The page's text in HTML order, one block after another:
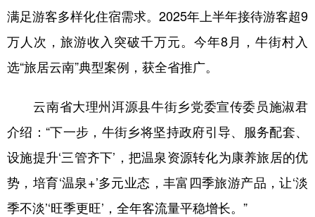
满足游客多样化住宿需求。2025年上半年接待游客超9
万人次，旅游收入突破千万元。今年8月，牛街村入
选“旅居云南”典型案例，获全省推广。
云南省大理州洱源县牛街乡党委宣传委员施淑君
介绍：“下一步，牛街乡将坚持政府引导、服务配套、
设施提升‘三管齐下’，把温泉资源转化为康养旅居的优
势，培育‘温泉+’多元业态，丰富四季旅游产品，让‘淡
季不淡’‘旺季更旺’，全年客流量平稳增长。”